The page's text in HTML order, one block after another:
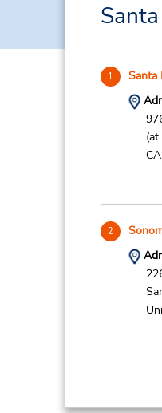
1 Santa
2